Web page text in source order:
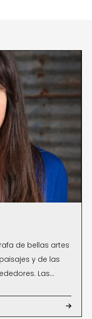
de bellas artes
y de las
Las
se han
parte de
